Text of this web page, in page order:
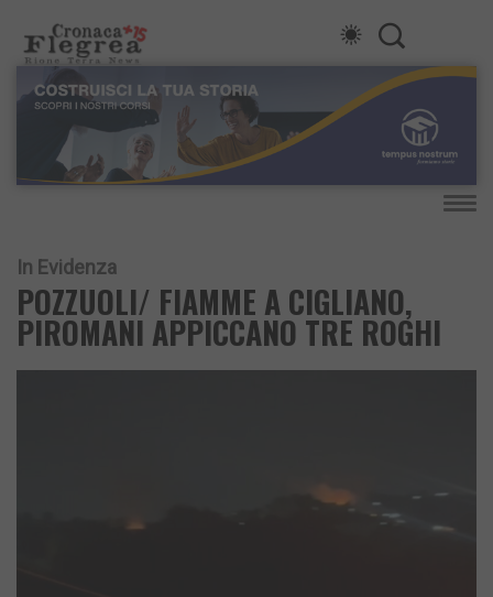
In Evidenza
POZZUOLI/ FIAMME A CIGLIANO,
PIROMANI APPICCANO TRE ROGHI